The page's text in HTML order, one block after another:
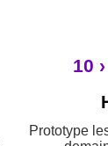
10
Prototype